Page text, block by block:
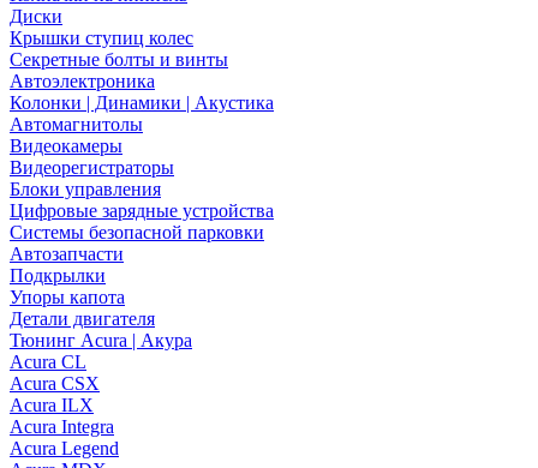
Диски
Крышки ступиц колес
Секретные болты и винты
Автоэлектроника
Колонки | Динамики | Акустика
Автомагнитолы
Видеокамеры
Видеорегистраторы
Блоки управления
Цифровые зарядные устройства
Системы безопасной парковки
Автозапчасти
Подкрылки
Упоры капота
Детали двигателя
Тюнинг Acura | Акура
Acura CL
Acura CSX
Acura ILX
Acura Integra
Acura Legend